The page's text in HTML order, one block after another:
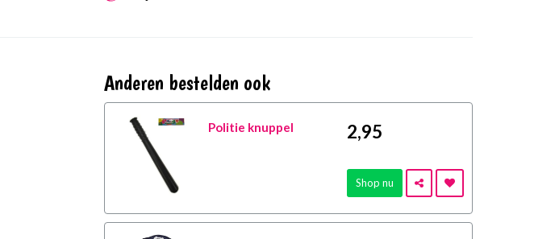
Anderen bestelden ook
Politie knuppel 2,95
Shop nu